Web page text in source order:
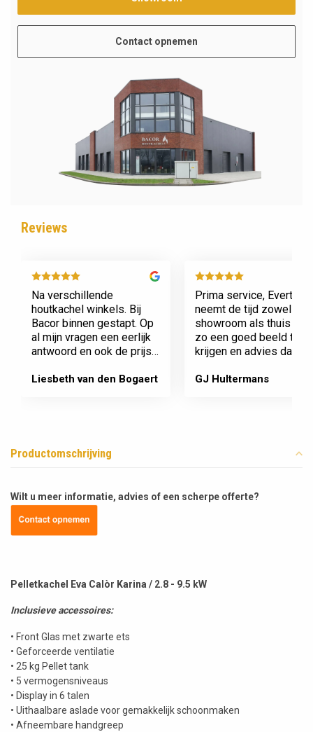
Contact opnemen
Reviews
Na verschillende
houtkachel winkels. Bij
Bacor binnen gestapt. Op
al mijn vragen een eerlijk
antwoord en ook de prijs
Afspraak is afspraak geen
Liesbeth van den Bogaert
Prima service, Evert
neemt de tijd zowel in
showroom als thuis om
zo een goed beeld te
krijgen en advies daarop
nieuwe kachel. Komt
GJ Hultermans
Productomschrijving
Wilt u meer informatie, advies of een scherpe offerte?
Pelletkachel Eva Calòr Karina / 2.8 - 9.5 kW
Inclusieve accessoires:
• Front Glas met zwarte ets
• Geforceerde ventilatie
• 25 kg Pellet tank
• 5 vermogensniveaus
• Display in 6 talen
• Uithaalbare aslade voor gemakkelijk schoonmaken
• Afneembare handgreep